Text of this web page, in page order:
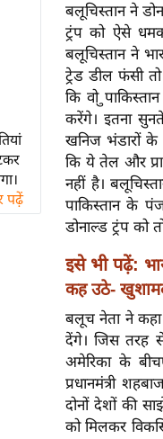
पढ़ें
बलूचिस्तान ने
ट्रंप को ऐसे
बलूचिस्तान ने
ट्रेड डील फंसी
कि वो
करेंगे। इतना
खनिज भंडारों के
कि ये तेल और
नहीं है।
पाकिस्तान के
डोनाल्ड ट्रंप को
इसे भी पढ़ें:
कह उठे-
बलूच नेता ने कहा
देंगे। जिस तरह
अमेरिका के
प्रधानमंत्री
दोनों देशों की
को मिलकर